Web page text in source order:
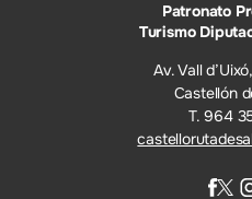
Patronato
Turismo
Av. Vall
Castellón
T. 964